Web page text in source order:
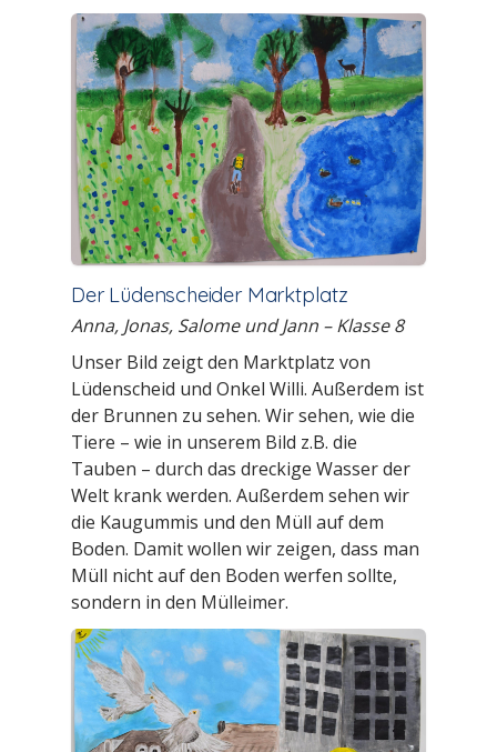
Der Lüdenscheider Marktplatz
Anna, Jonas, Salome und Jann – Klasse 8
Unser Bild zeigt den Marktplatz von
Lüdenscheid und Onkel Willi. Außerdem ist
der Brunnen zu sehen. Wir sehen, wie die
Tiere – wie in unserem Bild z.B. die
Tauben – durch das dreckige Wasser der
Welt krank werden. Außerdem sehen wir
die Kaugummis und den Müll auf dem
Boden. Damit wollen wir zeigen, dass man
Müll nicht auf den Boden werfen sollte,
sondern in den Mülleimer.